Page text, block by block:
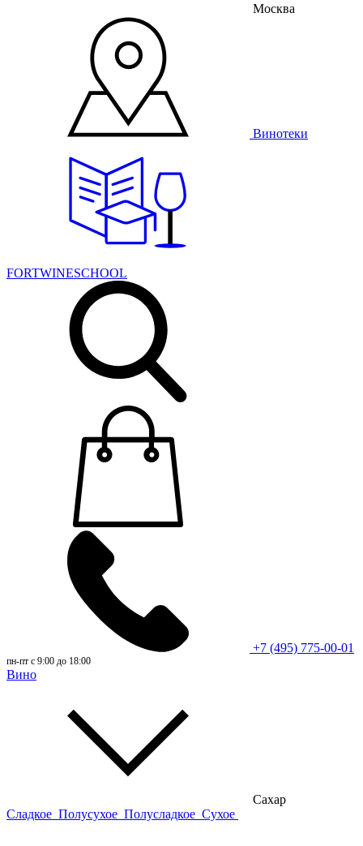
Москва
Винотеки
FORTWINESCHOOL
+7 (495) 775-00-01
пн-пт с 9:00 до 18:00
Вино
Сахар
Сладкое Полусухое Полусладкое Сухое